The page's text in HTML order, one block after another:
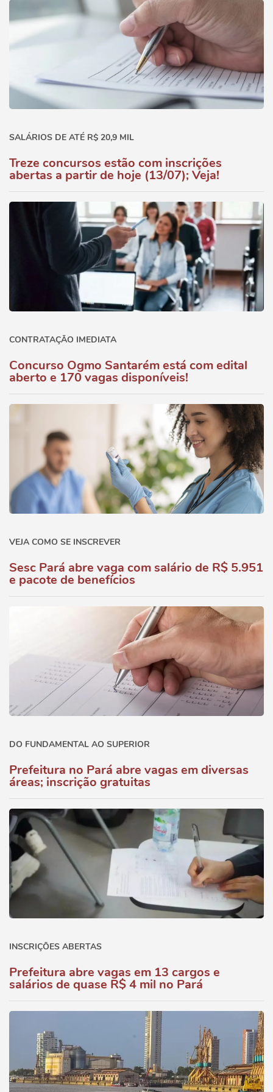
SALÁRIOS DE ATÉ R$ 20,9 MIL
Treze concursos estão com inscrições
abertas a partir de hoje (13/07); Veja!
CONTRATAÇÃO IMEDIATA
Concurso Ogmo Santarém está com edital
aberto e 170 vagas disponíveis!
VEJA COMO SE INSCREVER
Sesc Pará abre vaga com salário de R$ 5.951
e pacote de benefícios
DO FUNDAMENTAL AO SUPERIOR
Prefeitura no Pará abre vagas em diversas
áreas; inscrição gratuitas
INSCRIÇÕES ABERTAS
Prefeitura abre vagas em 13 cargos e
salários de quase R$ 4 mil no Pará